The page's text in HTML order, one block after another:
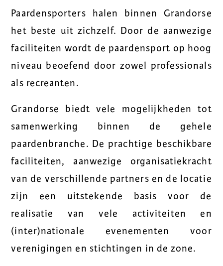
Paardensporters halen binnen Grandorse
het beste uit zichzelf. Door de aanwezige
faciliteiten wordt de paardensport op hoog
niveau beoefend door zowel professionals
als recreanten.
Grandorse biedt vele mogelijkheden tot
samenwerking binnen de gehele
paardenbranche. De prachtige beschikbare
faciliteiten, aanwezige organisatiekracht
van de verschillende partners en de locatie
zijn een uitstekende basis voor de
realisatie van vele activiteiten en
(inter)nationale evenementen voor
verenigingen en stichtingen in de zone.